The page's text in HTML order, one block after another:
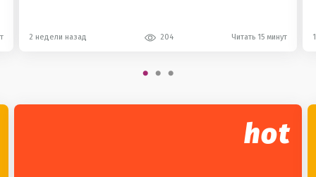
2 недели назад 204 Читать 15 минут
hot